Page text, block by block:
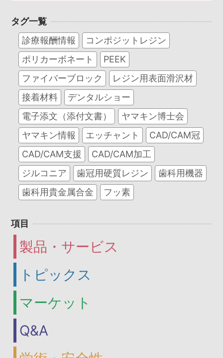
タグ一覧
診療報酬情報
コンポジットレジン
ポリカーボネート
PEEK
ファイバーブロック
レジン用表面滑沢材
接着材料
デンタルショー
電子添文（添付文書）
ヤマキン博士会
ヤマキン情報
エッチャント
CAD/CAM冠
CAD/CAM支援
CAD/CAM加工
ジルコニア
歯冠用硬質レジン
歯科用機器
歯科用貴金属合金
フッ素
項目
製品・サービス
トピックス
マーケット
Q&A